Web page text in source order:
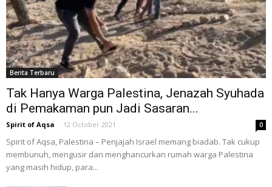
Berita Terbaru
Tak Hanya Warga Palestina, Jenazah Syuhada
di Pemakaman pun Jadi Sasaran...
Spirit of Aqsa - 12 October 2021 0
Spirit of Aqsa, Palestina – Penjajah Israel memang biadab. Tak cukup
membunuh, mengusir dan menghancurkan rumah warga Palestina
yang masih hidup, para...